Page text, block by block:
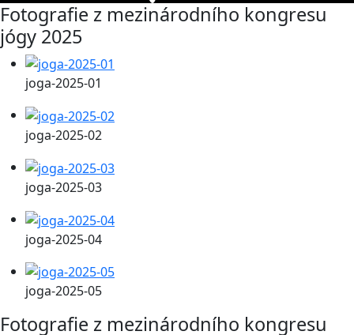
Fotografie z mezinárodního kongresu
jógy 2025
joga-2025-01
joga-2025-02
joga-2025-03
joga-2025-04
joga-2025-05
Fotografie z mezinárodního kongresu